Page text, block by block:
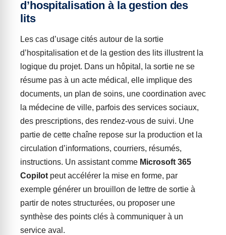
d’hospitalisation à la gestion des
lits
Les cas d’usage cités autour de la sortie
d’hospitalisation et de la gestion des lits illustrent la
logique du projet. Dans un hôpital, la sortie ne se
résume pas à un acte médical, elle implique des
documents, un plan de soins, une coordination avec
la médecine de ville, parfois des services sociaux,
des prescriptions, des rendez-vous de suivi. Une
partie de cette chaîne repose sur la production et la
circulation d’informations, courriers, résumés,
instructions. Un assistant comme Microsoft 365
Copilot peut accélérer la mise en forme, par
exemple générer un brouillon de lettre de sortie à
partir de notes structurées, ou proposer une
synthèse des points clés à communiquer à un
service aval.